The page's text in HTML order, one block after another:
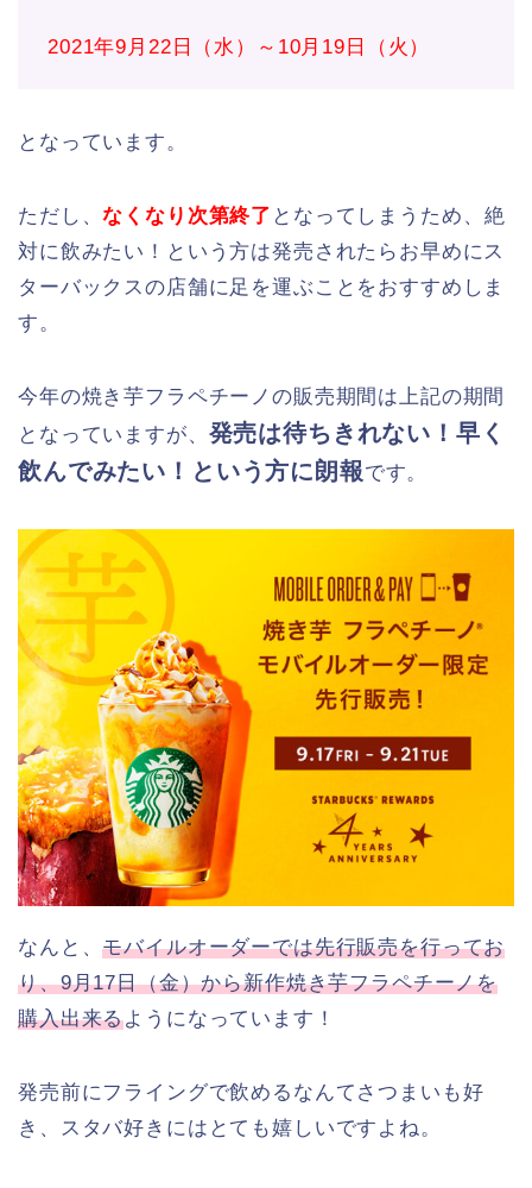
2021年9月22日（水）～10月19日（火）
となっています。
ただし、なくなり次第終了 となってしまうため、絶
対に飲みたい！という方は発売されたらお早めにス
ターバックスの店舗に足を運ぶことをおすすめしま
す。
今年の焼き芋フラペチーノの販売期間は上記の期間
となっていますが、 発売は待ちきれない！早く
飲んでみたい！という方に朗報です。
なんと、モバイルオーダーでは先行販売を行ってお
り、9月17日（金）から新作焼き芋フラペチーノを
購入出来るようになっています！
発売前にフライングで飲めるなんてさつまいも好
き、スタバ好きにはとても嬉しいですよね。